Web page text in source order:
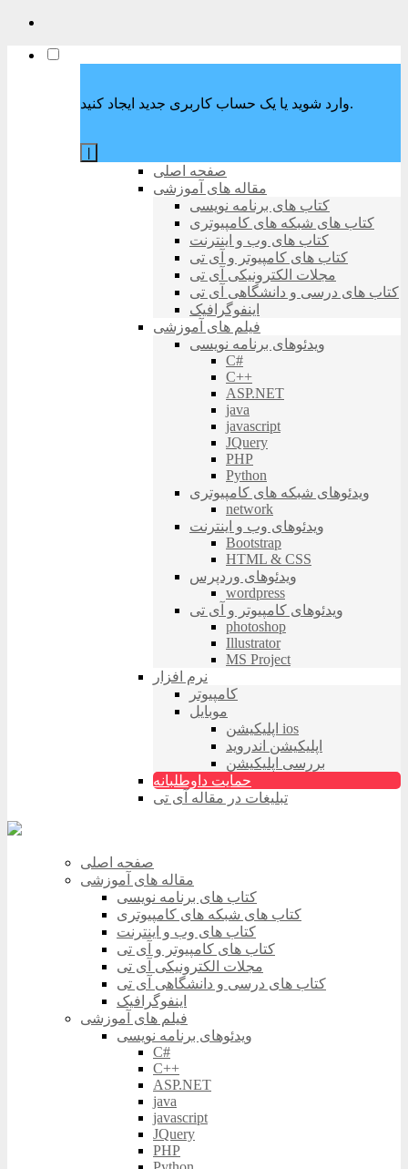
وارد شوید یا یک حساب کاربری جدید ایجاد کنید.
صفحه اصلی
مقاله های آموزشی
کتاب های برنامه نویسی
کتاب های شبکه های کامپیوتری
کتاب های وب و اینترنت
کتاب های کامپیوتر و آی تی
مجلات الکترونیکی آی تی
کتاب های درسی و دانشگاهی آی تی
اینفوگرافیک
فیلم های آموزشی
ویدئوهای برنامه نویسی
C#
C++
ASP.NET
java
javascript
JQuery
PHP
Python
ویدئوهای شبکه های کامپیوتری
network
ویدئوهای وب و اینترنت
Bootstrap
HTML & CSS
ویدئوهای وردپرس
wordpress
ویدئوهای کامپیوتر و آی تی
photoshop
Illustrator
MS Project
نرم افزار
کامپیوتر
موبایل
اپلیکیشن ios
اپلیکیشن اندروید
بررسی اپلیکیشن
حمایت داوطلبانه
تبلیغات در مقاله آی تی
صفحه اصلی
مقاله های آموزشی
کتاب های برنامه نویسی
کتاب های شبکه های کامپیوتری
کتاب های وب و اینترنت
کتاب های کامپیوتر و آی تی
مجلات الکترونیکی آی تی
کتاب های درسی و دانشگاهی آی تی
اینفوگرافیک
فیلم های آموزشی
ویدئوهای برنامه نویسی
C#
C++
ASP.NET
java
javascript
JQuery
PHP